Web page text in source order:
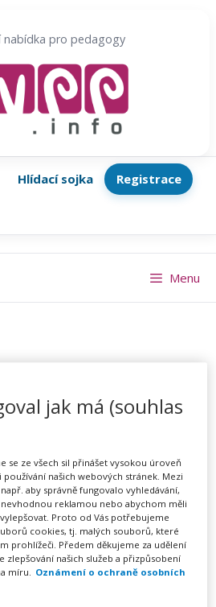
nabídka pro pedagogy
Hlídací sojka
Registrace
stupni ZŠ za
Menu
jak má (souhlas
se ze všech sil přinášet vysokou úroveň
našich webových stránek. Mezi
aby správně fungovalo vyhledávání,
reklamou nebo abychom měli
Proto od Vás potřebujeme
cookies, tj. malých souborů, které
prohlížeči. Předem děkujeme za udělení
zlepšování našich služeb a přizpůsobení
míru. Oznámení o ochraně osobních